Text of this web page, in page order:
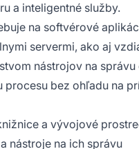
a inteligentné služby.
na softvérové
servermi, ako aj
nástrojov na
bez ohľadu na
a vývojové
nástroje na ich správu